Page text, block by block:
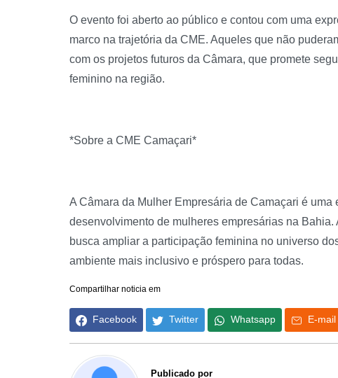
O evento foi aberto ao público e contou com uma
marco na trajetória da CME. Aqueles que não
com os projetos futuros da Câmara, que promete
feminino na região.
*Sobre a CME Camaçari*
A Câmara da Mulher Empresária de Camaçari é
desenvolvimento de mulheres empresárias na
busca ampliar a participação feminina no universo
ambiente mais inclusivo e próspero para todas.
Compartilhar noticia em
Facebook Twitter Whatsapp E-mail
Publicado por